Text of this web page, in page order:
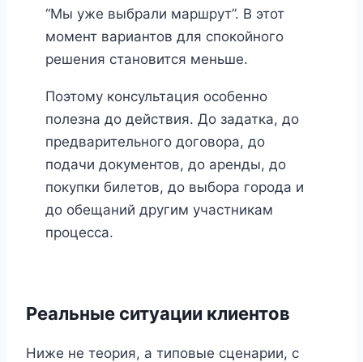
“Мы уже выбрали маршрут”. В этот
момент вариантов для спокойного
решения становится меньше.
Поэтому консультация особенно
полезна до действия. До задатка, до
предварительного договора, до
подачи документов, до аренды, до
покупки билетов, до выбора города и
до обещаний другим участникам
процесса.
Реальные ситуации клиентов
Ниже не теория, а типовые сценарии, с